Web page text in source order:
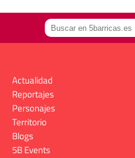
Actualidad
Reportajes
Personajes
Territorio
Blogs
5B Events